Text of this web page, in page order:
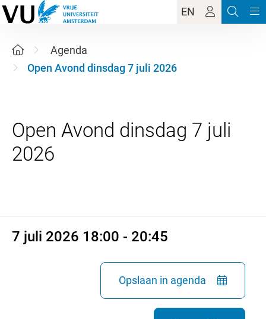
EN
Agenda
Open Avond dinsdag 7 juli 2026
Open Avond dinsdag 7 juli
7 juli 2026 18:00 - 20:45
Opslaan in agenda